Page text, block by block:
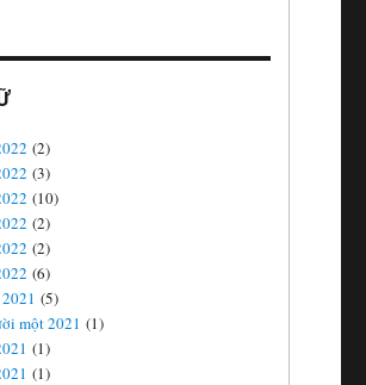
(2)
(3)
(10)
(2)
(2)
(6)
(5)
một 2021 (1)
(1)
(1)